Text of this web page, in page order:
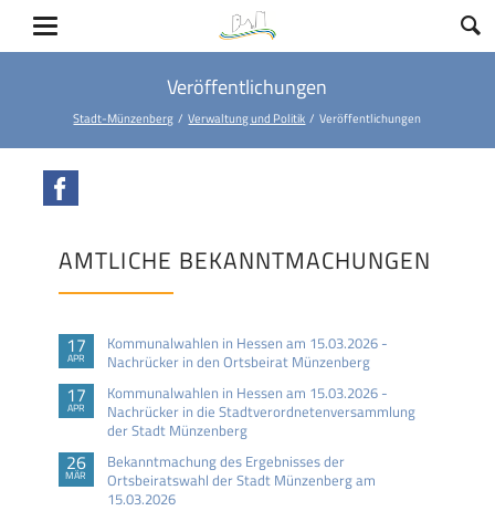
Veröffentlichungen
Stadt-Münzenberg Verwaltung und Politik Veröffentlichungen
AMTLICHE BEKANNTMACHUNGEN
17
APR
Kommunalwahlen in Hessen am 15.03.2026 -
Nachrücker in den Ortsbeirat Münzenberg
17
APR
Kommunalwahlen in Hessen am 15.03.2026 -
Nachrücker in die Stadtverordnetenversammlung
der Stadt Münzenberg
26
MÄR
Bekanntmachung des Ergebnisses der
Ortsbeiratswahl der Stadt Münzenberg am
15.03.2026